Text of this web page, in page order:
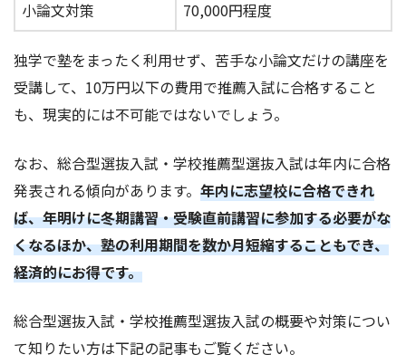
小論文対策 70,000円程度
独学で塾をまったく利用せず、苦手な小論文だけの講座を
受講して、10万円以下の費用で推薦入試に合格すること
も、現実的には不可能ではないでしょう。
なお、総合型選抜入試・学校推薦型選抜入試は年内に合格
発表される傾向があります。 年内に志望校に合格できれ
ば、年明けに冬期講習・受験直前講習に参加する必要がな
くなるほか、塾の利用期間を数か月短縮することもでき、
経済的にお得です。
総合型選抜入試・学校推薦型選抜入試の概要や対策につい
て知りたい方は下記の記事もご覧ください。